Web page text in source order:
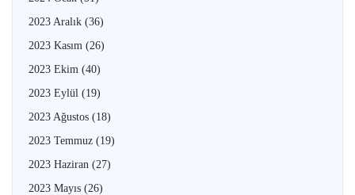
2023 Aralık (36)
2023 Kasım (26)
2023 Ekim (40)
2023 Eylül (19)
2023 Ağustos (18)
2023 Temmuz (19)
2023 Haziran (27)
2023 Mayıs (26)